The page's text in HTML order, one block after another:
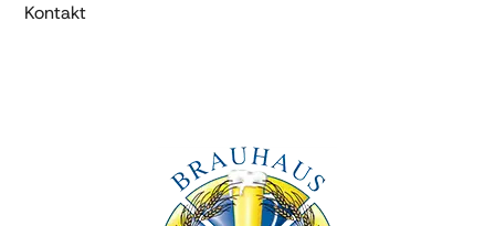
Kontakt